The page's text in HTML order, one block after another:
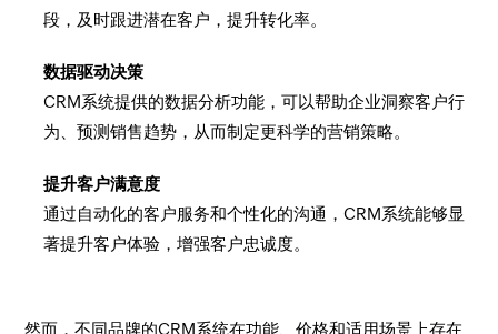
段，及时跟进潜在客户，提升转化率。
数据驱动决策
CRM系统提供的数据分析功能，可以帮助企业洞察客户行
为、预测销售趋势，从而制定更科学的营销策略。
提升客户满意度
通过自动化的客户服务和个性化的沟通，CRM系统能够显
著提升客户体验，增强客户忠诚度。
然而，不同品牌的CRM系统在功能、价格和适用场景上存在